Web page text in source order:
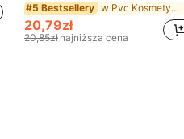
#5 Bestsellery w Pvc Kosmetyczki i etui
20,79zł
20,85zł najniższa cena